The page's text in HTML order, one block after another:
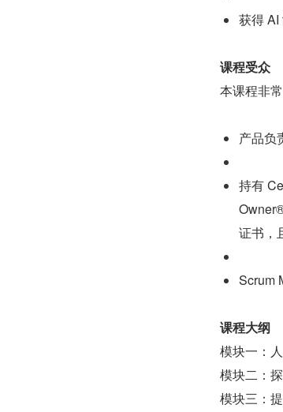
获得 AI
课程受众
本课程非
产品负
持有
证书，
Scrum
课程大纲
模块一：
模块二：
模块三：